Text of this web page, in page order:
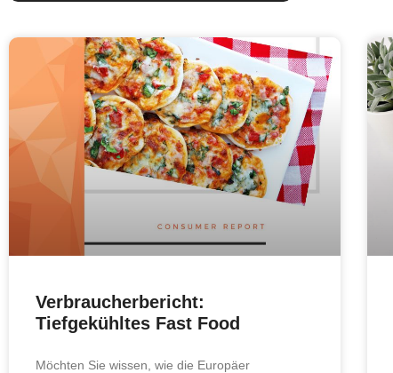
Verbraucherbericht:
Tiefgekühltes Fast Food
Möchten Sie wissen, wie die Europäer